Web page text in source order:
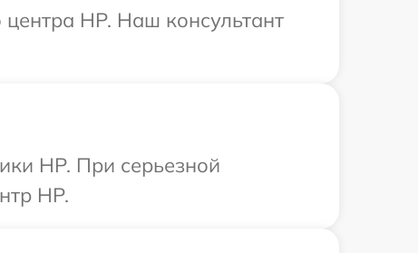
HP. Наш консультант
HP. При серьезной
HP.